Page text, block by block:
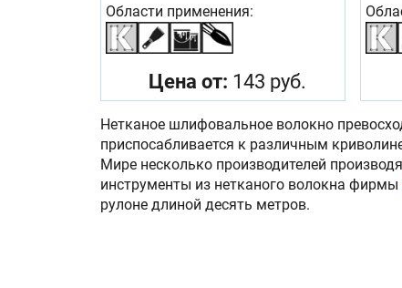
Области применения:
Цена от: 143 руб.
Нетканое шлифовальное волокно
приспосабливается к различным
Мире несколько производителей
инструменты из нетканого волокна фирмы
рулоне длиной десять метров.